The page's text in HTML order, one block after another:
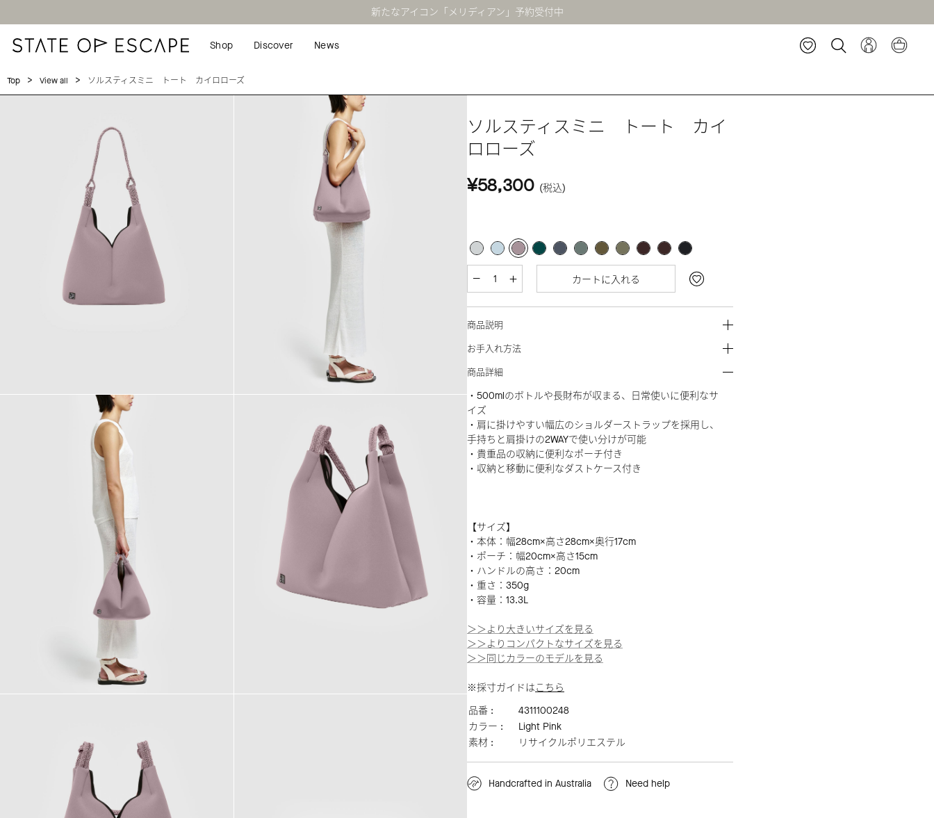
新たなアイコン「メリディアン」予約受付中
Shop Discover News
Top > View all > ソルスティスミニ トート カイロローズ
ソルスティスミニ トート カイ
ロローズ
¥58,300 (税込)
カートに入れる
商品説明
お手入れ方法
商品詳細
・500mlのボトルや長財布が収まる、日常使いに便利なサ
イズ
・肩に掛けやすい幅広のショルダーストラップを採用し、
手持ちと肩掛けの2WAYで使い分けが可能
・貴重品の収納に便利なポーチ付き
・収納と移動に便利なダストケース付き
【サイズ】
・本体：幅28cm×高さ28cm×奥行17cm
・ポーチ：幅20cm×高さ15cm
・ハンドルの高さ：20cm
・重さ：350g
・容量：13.3L
＞＞より大きいサイズを見る
＞＞よりコンパクトなサイズを見る
＞＞同じカラーのモデルを見る
※採寸ガイドはこちら
品番 :
4311100248
カラー :
Light Pink
素材 :
リサイクルポリエステル
Handcrafted in Australia Need help